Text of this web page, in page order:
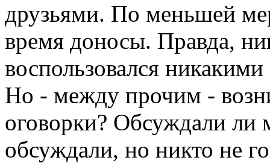
друзьями. По меньшей
время доносы. Правда,
воспользовался
Но - между прочим -
оговорки? Обсуждали
обсуждали, но никто не